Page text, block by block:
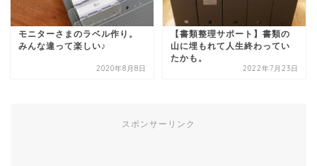
モニターさまのラベル作り。
みんな違って楽しい♪
2020年8月8日
【書類整理サポート】書類の
山に埋もれて人生終わってい
たかも。
2022年7月23日
スポンサーリンク